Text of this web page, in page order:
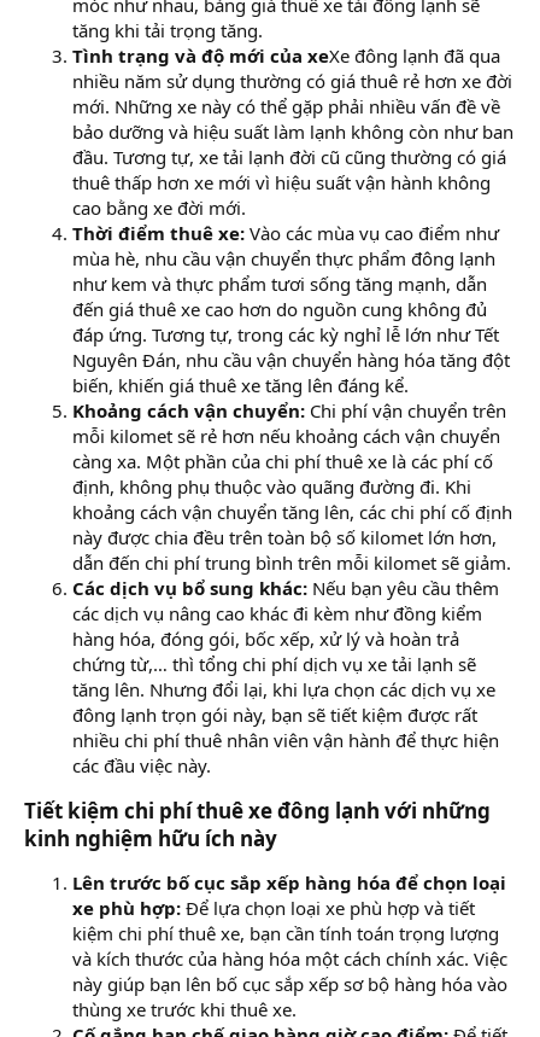
móc như nhau, bảng giá thuê xe tải đông lạnh sẽ
tăng khi tải trọng tăng.
Tình trạng và độ mới của xeXe đông lạnh đã qua
nhiều năm sử dụng thường có giá thuê rẻ hơn xe đời
mới. Những xe này có thể gặp phải nhiều vấn đề về
bảo dưỡng và hiệu suất làm lạnh không còn như ban
đầu. Tương tự, xe tải lạnh đời cũ cũng thường có giá
thuê thấp hơn xe mới vì hiệu suất vận hành không
cao bằng xe đời mới.
Thời điểm thuê xe: Vào các mùa vụ cao điểm như
mùa hè, nhu cầu vận chuyển thực phẩm đông lạnh
như kem và thực phẩm tươi sống tăng mạnh, dẫn
đến giá thuê xe cao hơn do nguồn cung không đủ
đáp ứng. Tương tự, trong các kỳ nghỉ lễ lớn như Tết
Nguyên Đán, nhu cầu vận chuyển hàng hóa tăng đột
biến, khiến giá thuê xe tăng lên đáng kể.
Khoảng cách vận chuyển: Chi phí vận chuyển trên
mỗi kilomet sẽ rẻ hơn nếu khoảng cách vận chuyển
càng xa. Một phần của chi phí thuê xe là các phí cố
định, không phụ thuộc vào quãng đường đi. Khi
khoảng cách vận chuyển tăng lên, các chi phí cố định
này được chia đều trên toàn bộ số kilomet lớn hơn,
dẫn đến chi phí trung bình trên mỗi kilomet sẽ giảm.
Các dịch vụ bổ sung khác: Nếu bạn yêu cầu thêm
các dịch vụ nâng cao khác đi kèm như đồng kiểm
hàng hóa, đóng gói, bốc xếp, xử lý và hoàn trả
chứng từ,… thì tổng chi phí dịch vụ xe tải lạnh sẽ
tăng lên. Nhưng đổi lại, khi lựa chọn các dịch vụ xe
đông lạnh trọn gói này, bạn sẽ tiết kiệm được rất
nhiều chi phí thuê nhân viên vận hành để thực hiện
các đầu việc này.
Tiết kiệm chi phí thuê xe đông lạnh với những
kinh nghiệm hữu ích này​
Lên trước bố cục sắp xếp hàng hóa để chọn loại
xe phù hợp: Để lựa chọn loại xe phù hợp và tiết
kiệm chi phí thuê xe, bạn cần tính toán trọng lượng
và kích thước của hàng hóa một cách chính xác. Việc
này giúp bạn lên bố cục sắp xếp sơ bộ hàng hóa vào
thùng xe trước khi thuê xe.